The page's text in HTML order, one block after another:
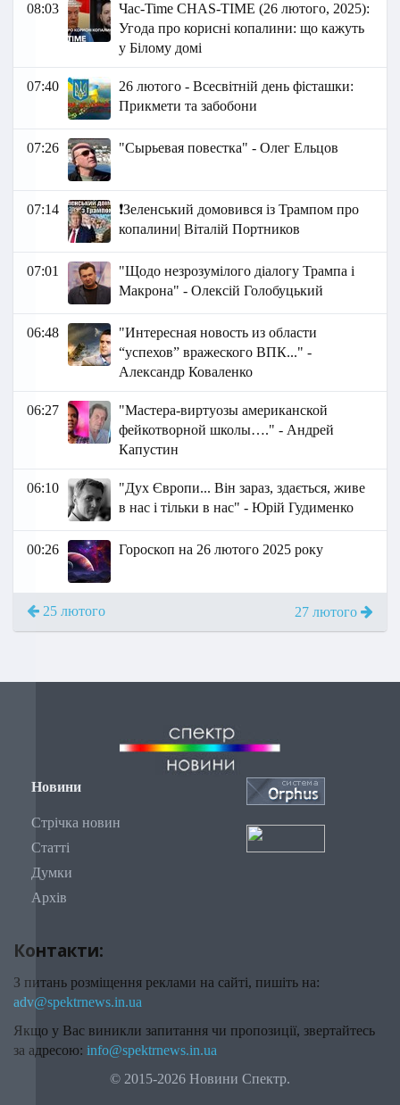
08:03
Час-Time CHAS-TIME (26 лютого, 2025):
Угода про корисні копалини: що кажуть
у Білому домі
07:40
26 лютого - Всесвітній день фісташки:
Прикмети та забобони
07:26 "Сырьевая повестка" - Олег Ельцов
07:14
❗️Зеленський домовився із Трампом про
копалини| Віталій Портников
07:01
"Щодо незрозумілого діалогу Трампа і
Макрона" - Олексій Голобуцький
06:48
"Интересная новость из области
“успехов” вражеского ВПК..." -
Александр Коваленко
06:27
"Мастера-виртуозы американской
фейкотворной школы…." - Андрей
Капустин
06:10
"Дух Європи... Він зараз, здається, живе
в нас і тільки в нас" - Юрій Гудименко
00:26 Гороскоп на 26 лютого 2025 року
25 лютого 27 лютого
Новини
Стрічка новин
Статті
Думки
Архів
Контакти:
З питань розміщення реклами на сайті, пишіть на:
adv@spektrnews.in.ua
Якщо у Вас виникли запитання чи пропозиції, звертайтесь
за адресою: info@spektrnews.in.ua
© 2015-2026 Новини Спектр.